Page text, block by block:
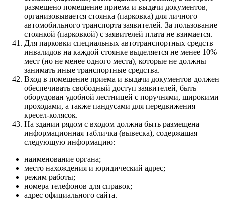
размещено помещение приема и выдачи документов,
организовывается стоянка (парковка) для личного
автомобильного транспорта заявителей. За пользование
стоянкой (парковкой) с заявителей плата не взимается.
Для парковки специальных автотранспортных средств
инвалидов на каждой стоянке выделяется не менее 10%
мест (но не менее одного места), которые не должны
занимать иные транспортные средства.
Вход в помещение приема и выдачи документов должен
обеспечивать свободный доступ заявителей, быть
оборудован удобной лестницей с поручнями, широкими
проходами, а также пандусами для передвижения
кресел-колясок.
На здании рядом с входом должна быть размещена
информационная табличка (вывеска), содержащая
следующую информацию:
наименование органа;
место нахождения и юридический адрес;
режим работы;
номера телефонов для справок;
адрес официального сайта.